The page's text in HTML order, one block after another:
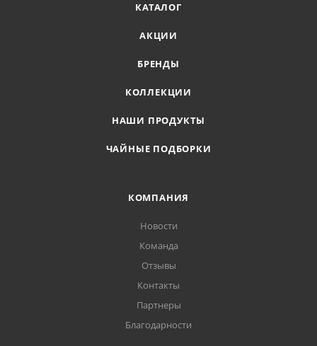
КАТАЛОГ
АКЦИИ
БРЕНДЫ
КОЛЛЕКЦИИ
НАШИ ПРОДУКТЫ
ЧАЙНЫЕ ПОДБОРКИ
КОМПАНИЯ
Новости
Команда
Отзывы
Контакты
Партнеры
Благодарности